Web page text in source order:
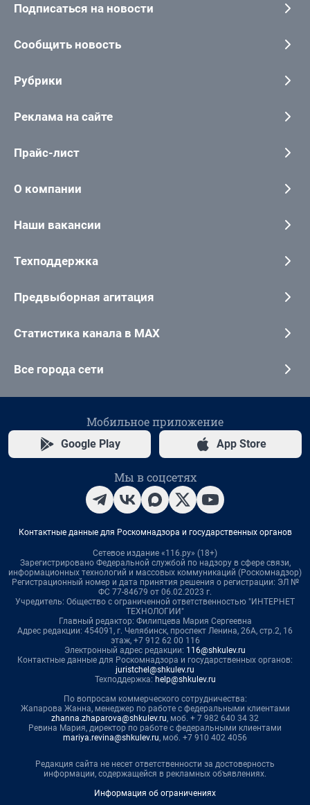
Подписаться на новости
Сообщить новость
Рубрики
Реклама на сайте
Прайс-лист
О компании
Наши вакансии
Техподдержка
Предвыборная агитация
Статистика канала в MAX
Все города сети
Мобильное приложение
Google Play App Store
Мы в соцсетях
Контактные данные для Роскомнадзора и государственных органов
Сетевое издание «116.ру» (18+)
Зарегистрировано Федеральной службой по надзору в сфере связи,
информационных технологий и массовых коммуникаций (Роскомнадзор)
Регистрационный номер и дата принятия решения о регистрации: ЭЛ №
ФС 77-84679 от 06.02.2023 г.
Учредитель: Общество с ограниченной ответственностью "ИНТЕРНЕТ
ТЕХНОЛОГИИ"
Главный редактор: Филипцева Мария Сергеевна
Адрес редакции: 454091, г. Челябинск, проспект Ленина, 26А, стр.2, 16
этаж, +7 912 62 00 116
Электронный адрес редакции: 116@shkulev.ru
Контактные данные для Роскомнадзора и государственных органов:
juristchel@shkulev.ru
Техподдержка: help@shkulev.ru
По вопросам коммерческого сотрудничества:
Жапарова Жанна, менеджер по работе с федеральными клиентами
zhanna.zhaparova@shkulev.ru, моб. + 7 982 640 34 32
Ревина Мария, директор по работе с федеральными клиентами
mariya.revina@shkulev.ru, моб. +7 910 402 4056
Редакция сайта не несет ответственности за достоверность
информации, содержащейся в рекламных объявлениях.
Информация об ограничениях